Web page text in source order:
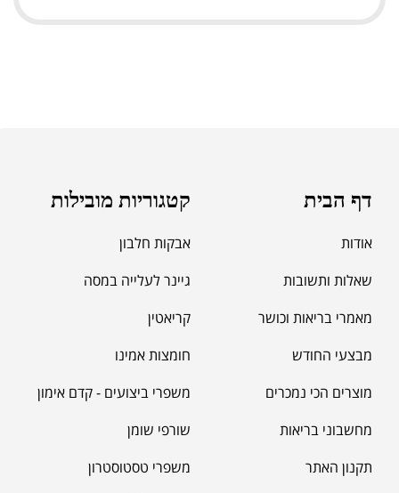
דף הבית
אודות
שאלות ותשובות
מאמרי בריאות וכושר
מבצעי החודש
מוצרים הכי נמכרים
מחשבוני בריאות
תקנון האתר
קטגוריות מובילות
אבקות חלבון
גיינר לעלייה במסה
קריאטין
חומצות אמינו
משפרי ביצועים - קדם אימון
שורפי שומן
משפרי טסטוסטרון